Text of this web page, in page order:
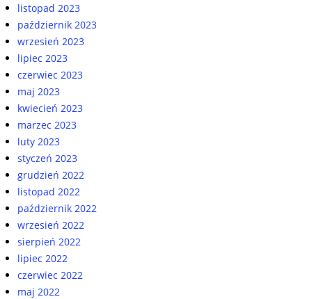
listopad 2023
październik 2023
wrzesień 2023
lipiec 2023
czerwiec 2023
maj 2023
kwiecień 2023
marzec 2023
luty 2023
styczeń 2023
grudzień 2022
listopad 2022
październik 2022
wrzesień 2022
sierpień 2022
lipiec 2022
czerwiec 2022
maj 2022